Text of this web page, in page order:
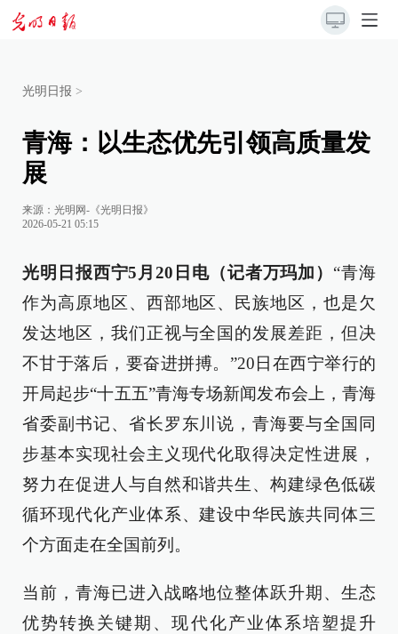
光明日报 >
青海：以生态优先引领高质量发
展
来源： 光明网-《光明日报》
2026-05-21 05:15
光明日报西宁5月20日电（记者万玛加） “青海
作为高原地区、西部地区、民族地区，也是欠
发达地区，我们正视与全国的发展差距，但决
不甘于落后，要奋进拼搏。”20日在西宁举行的
开局起步“十五五”青海专场新闻发布会上，青海
省委副书记、省长罗东川说，青海要与全国同
步基本实现社会主义现代化取得决定性进展，
努力在促进人与自然和谐共生、构建绿色低碳
循环现代化产业体系、建设中华民族共同体三
个方面走在全国前列。
当前，青海已进入战略地位整体跃升期、生态
优势转换关键期、现代化产业体系培塑提升